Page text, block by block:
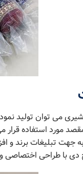
می توان تولید نمود
مورد استفاده
جهت تبلیغات برند و
طراحی اختصاصی و